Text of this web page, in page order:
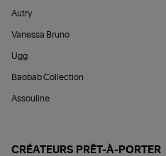
Autry
Vanessa Bruno
Ugg
Baobab Collection
Assouline
CRÉATEURS PRÊT-À-PORTER